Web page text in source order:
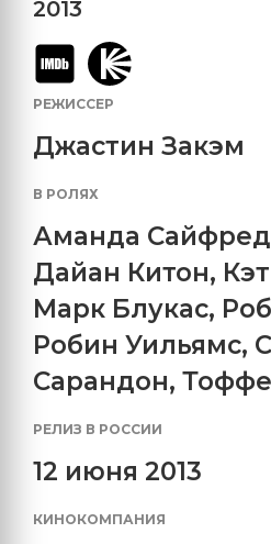
2013
РЕЖИССЕР
Джастин Закэм
В РОЛЯХ
Аманда Сайфред
Дайан Китон,
Марк Блукас,
Робин Уильямс,
Сарандон,
РЕЛИЗ В РОССИИ
12 июня 2013
КИНОКОМПАНИЯ